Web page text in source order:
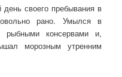
своего пребывания в
рано. Умылся в
рыбными консервами и,
морозным утренним